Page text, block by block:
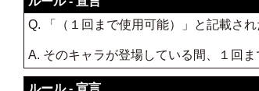
Q. 「（１回まで使用可能）」と記載さ
A. そのキャラが登場している間、１回ま